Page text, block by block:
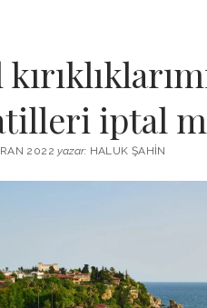
iptal
2022yazar: HALUK ŞAHIN